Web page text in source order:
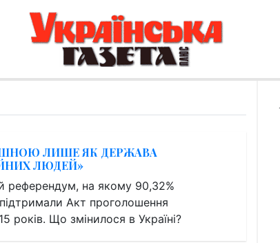
ЛИШЕ ЯК ДЕРЖАВА
ЛЮДЕЙ»
референдум, на якому 90,32%
Акт проголошення
років. Що змінилося в Україні?